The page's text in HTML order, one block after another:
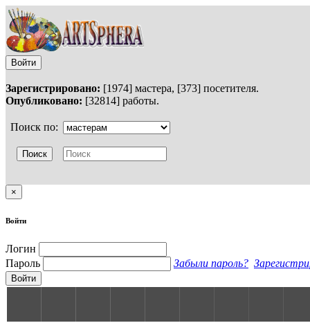
Войти
Зарегистрировано: [1974] мастера, [373] посетителя.
Опубликовано: [32814] работы.
Поиск по:
×
Войти
Логин
Пароль
Забыли пароль?
Войти